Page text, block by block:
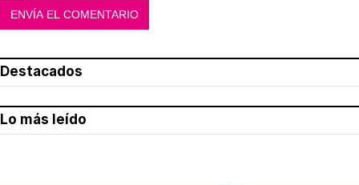
Destacados
Lo más leído